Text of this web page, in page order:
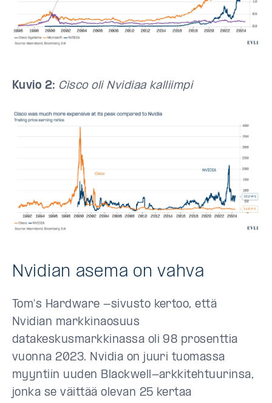
Kuvio 2: Cisco oli Nvidiaa kalliimpi
Nvidian asema on vahva
Tom's Hardware -sivusto kertoo, että
Nvidian markkinaosuus
datakeskusmarkkinassa oli 98 prosenttia
vuonna 2023. Nvidia on juuri tuomassa
myyntiin uuden Blackwell-arkkitehtuurinsa,
jonka se väittää olevan 25 kertaa